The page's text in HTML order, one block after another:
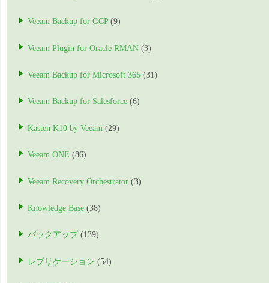
Veeam Backup for GCP(9)
Veeam Plugin for Oracle RMAN (3)
Veeam Backup for Microsoft 365 (31)
Veeam Backup for Salesforce (6)
Kasten K10 by Veeam (29)
Veeam ONE (86)
Veeam Recovery Orchestrator (3)
Knowledge Base (38)
バックアップ (139)
レプリケーション (54)